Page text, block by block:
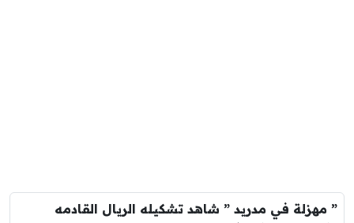
” مهزلة في مدريد ” شاهد تشكيله الريال القادمه